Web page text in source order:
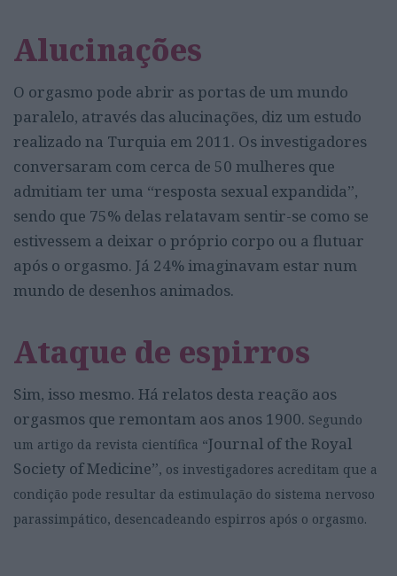
Alucinações
O orgasmo pode abrir as portas de um mundo
paralelo, através das alucinações, diz um estudo
realizado na Turquia em 2011. Os investigadores
conversaram com cerca de 50 mulheres que
admitiam ter uma “resposta sexual expandida”,
sendo que 75% delas relatavam sentir-se como se
estivessem a deixar o próprio corpo ou a flutuar
após o orgasmo. Já 24% imaginavam estar num
mundo de desenhos animados.
Ataque de espirros
Sim, isso mesmo. Há relatos desta reação aos
orgasmos que remontam aos anos 1900. Segundo
um artigo da revista científica “Journal of the Royal
Society of Medicine”, os investigadores acreditam que a
condição pode resultar da estimulação do sistema nervoso
parassimpático, desencadeando espirros após o orgasmo.